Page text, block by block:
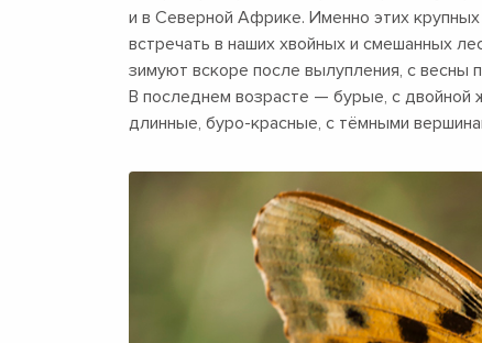
и в Северной Африке. Именно этих
встречать в наших хвойных и смешанных
зимуют вскоре после вылупления, с весны
В последнем возрасте — бурые, с двойной
длинные, буро-красные, с тёмными